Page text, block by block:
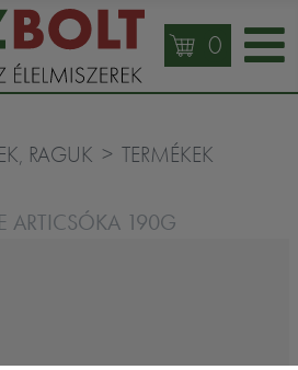
0
RAGUK
TERMÉKEK
ARTICSÓKA 190G